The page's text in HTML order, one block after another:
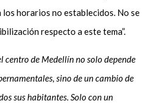
los horarios no establecidos. No se
respecto a este tema”.
centro de Medellín no solo depende
sino de un cambio de
sus habitantes. Solo con un